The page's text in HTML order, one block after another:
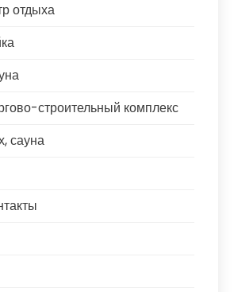
отдыха
строительный комплекс
сауна